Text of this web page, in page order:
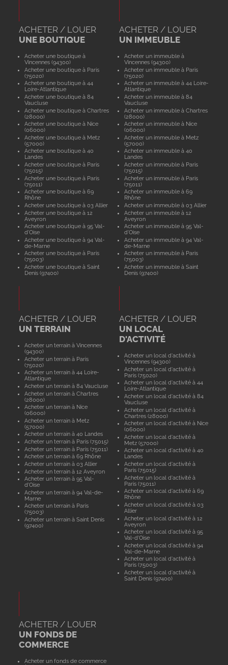
ACHETER / LOUER
UNE BOUTIQUE
Acheter une boutique à
Vincennes (94300)
Acheter une boutique à Paris
(75020)
Acheter une boutique à 44
Loire-Atlantique
Acheter une boutique à 84
Vaucluse
Acheter une boutique à Chartres
(28000)
Acheter une boutique à Nice
(06000)
Acheter une boutique à Metz
(57000)
Acheter une boutique à 40
Landes
Acheter une boutique à Paris
(75015)
Acheter une boutique à Paris
(75011)
Acheter une boutique à 69
Rhône
Acheter une boutique à 03 Allier
Acheter une boutique à 12
Aveyron
Acheter une boutique à 95 Val-
d'Oise
Acheter une boutique à 94 Val-
de-Marne
Acheter une boutique à Paris
(75003)
Acheter une boutique à Saint
Denis (97400)
ACHETER / LOUER
UN IMMEUBLE
Acheter un immeuble à
Vincennes (94300)
Acheter un immeuble à Paris
(75020)
Acheter un immeuble à 44 Loire-
Atlantique
Acheter un immeuble à 84
Vaucluse
Acheter un immeuble à Chartres
(28000)
Acheter un immeuble à Nice
(06000)
Acheter un immeuble à Metz
(57000)
Acheter un immeuble à 40
Landes
Acheter un immeuble à Paris
(75015)
Acheter un immeuble à Paris
(75011)
Acheter un immeuble à 69
Rhône
Acheter un immeuble à 03 Allier
Acheter un immeuble à 12
Aveyron
Acheter un immeuble à 95 Val-
d'Oise
Acheter un immeuble à 94 Val-
de-Marne
Acheter un immeuble à Paris
(75003)
Acheter un immeuble à Saint
Denis (97400)
ACHETER / LOUER
UN TERRAIN
Acheter un terrain à Vincennes
(94300)
Acheter un terrain à Paris
(75020)
Acheter un terrain à 44 Loire-
Atlantique
Acheter un terrain à 84 Vaucluse
Acheter un terrain à Chartres
(28000)
Acheter un terrain à Nice
(06000)
Acheter un terrain à Metz
(57000)
Acheter un terrain à 40 Landes
Acheter un terrain à Paris (75015)
Acheter un terrain à Paris (75011)
Acheter un terrain à 69 Rhône
Acheter un terrain à 03 Allier
Acheter un terrain à 12 Aveyron
Acheter un terrain à 95 Val-
d'Oise
Acheter un terrain à 94 Val-de-
Marne
Acheter un terrain à Paris
(75003)
Acheter un terrain à Saint Denis
(97400)
ACHETER / LOUER
UN LOCAL
D'ACTIVITÉ
Acheter un local d'activité à
Vincennes (94300)
Acheter un local d'activité à
Paris (75020)
Acheter un local d'activité à 44
Loire-Atlantique
Acheter un local d'activité à 84
Vaucluse
Acheter un local d'activité à
Chartres (28000)
Acheter un local d'activité à Nice
(06000)
Acheter un local d'activité à
Metz (57000)
Acheter un local d'activité à 40
Landes
Acheter un local d'activité à
Paris (75015)
Acheter un local d'activité à
Paris (75011)
Acheter un local d'activité à 69
Rhône
Acheter un local d'activité à 03
Allier
Acheter un local d'activité à 12
Aveyron
Acheter un local d'activité à 95
Val-d'Oise
Acheter un local d'activité à 94
Val-de-Marne
Acheter un local d'activité à
Paris (75003)
Acheter un local d'activité à
Saint Denis (97400)
ACHETER / LOUER
UN FONDS DE
COMMERCE
Acheter un fonds de commerce